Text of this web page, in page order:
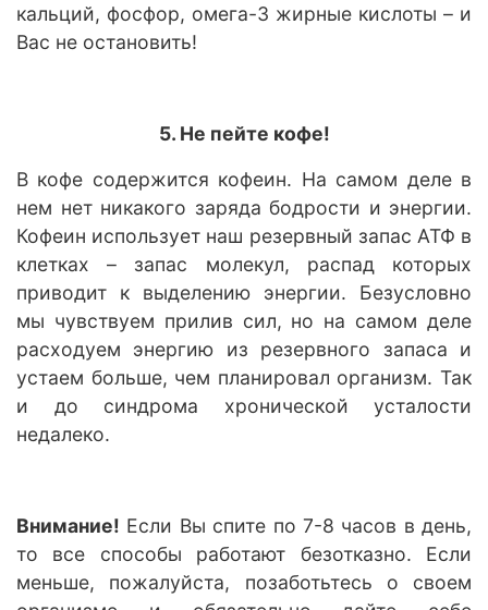
кальций, фосфор, омега-3 жирные кислоты – и
Вас не остановить!
5. Не пейте кофе!
В кофе содержится кофеин. На самом деле в
нем нет никакого заряда бодрости и энергии.
Кофеин использует наш резервный запас АТФ в
клетках – запас молекул, распад которых
приводит к выделению энергии. Безусловно
мы чувствуем прилив сил, но на самом деле
расходуем энергию из резервного запаса и
устаем больше, чем планировал организм. Так
и до синдрома хронической усталости
недалеко.
Внимание! Если Вы спите по 7-8 часов в день,
то все способы работают безотказно. Если
меньше, пожалуйста, позаботьтесь о своем